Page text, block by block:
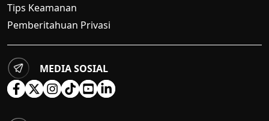
Tips Keamanan
Pemberitahuan Privasi
MEDIA SOSIAL